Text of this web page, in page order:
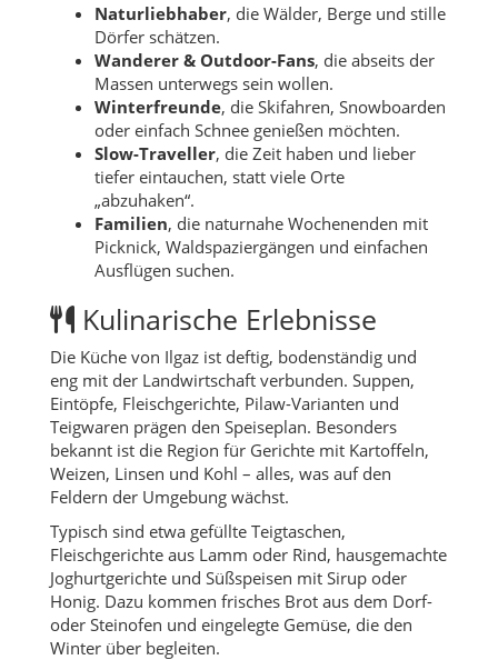
Naturliebhaber, die Wälder, Berge und stille
Dörfer schätzen.
Wanderer & Outdoor-Fans, die abseits der
Massen unterwegs sein wollen.
Winterfreunde, die Skifahren, Snowboarden
oder einfach Schnee genießen möchten.
Slow-Traveller, die Zeit haben und lieber
tiefer eintauchen, statt viele Orte
„abzuhaken“.
Familien, die naturnahe Wochenenden mit
Picknick, Waldspaziergängen und einfachen
Ausflügen suchen.
Kulinarische Erlebnisse
Die Küche von Ilgaz ist deftig, bodenständig und
eng mit der Landwirtschaft verbunden. Suppen,
Eintöpfe, Fleischgerichte, Pilaw-Varianten und
Teigwaren prägen den Speiseplan. Besonders
bekannt ist die Region für Gerichte mit Kartoffeln,
Weizen, Linsen und Kohl – alles, was auf den
Feldern der Umgebung wächst.
Typisch sind etwa gefüllte Teigtaschen,
Fleischgerichte aus Lamm oder Rind, hausgemachte
Joghurtgerichte und Süßspeisen mit Sirup oder
Honig. Dazu kommen frisches Brot aus dem Dorf-
oder Steinofen und eingelegte Gemüse, die den
Winter über begleiten.